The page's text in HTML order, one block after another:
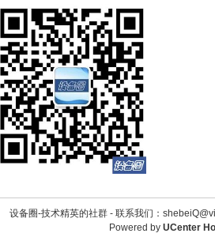
设备圈-技术精英的社群 - 联系我们：
Powered by UCenter